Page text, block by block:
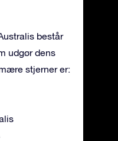
består
udgør dens
stjerner er: